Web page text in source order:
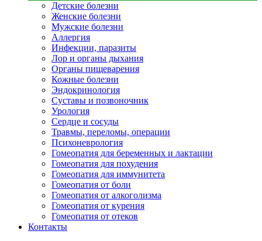
Детские болезни
Женские болезни
Мужские болезни
Аллергия
Инфекции, паразиты
Лор и органы дыхания
Органы пищеварения
Кожные болезни
Эндокринология
Суставы и позвоночник
Урология
Сердце и сосуды
Травмы, переломы, операции
Психоневрология
Гомеопатия для беременных и лактации
Гомеопатия для похудения
Гомеопатия для иммунитета
Гомеопатия от боли
Гомеопатия от алкоголизма
Гомеопатия от курения
Гомеопатия от отеков
Контакты